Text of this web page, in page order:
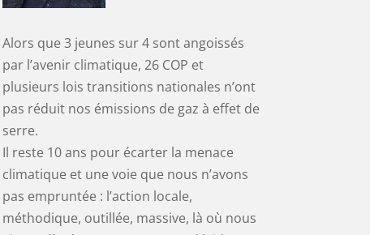
Alors que 3 jeunes sur 4 sont angoissés
par l’avenir climatique, 26 COP et
plusieurs lois transitions nationales n’ont
pas réduit nos émissions de gaz à effet de
serre.
Il reste 10 ans pour écarter la menace
climatique et une voie que nous n’avons
pas empruntée : l’action locale,
méthodique, outillée, massive, là où nous